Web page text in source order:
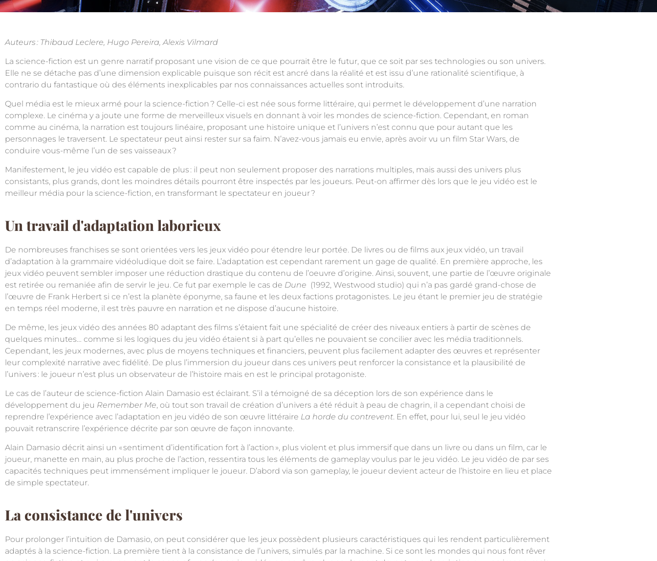
Auteurs : Thibaud Leclere, Hugo Pereira, Alexis Vilmard
La science-fiction est un genre narratif proposant une vision de ce que pourrait être le futur, que ce soit par ses technologies ou son univers.
Elle ne se détache pas d’une dimension explicable puisque son récit est ancré dans la réalité et est issu d’une rationalité scientifique, à
contrario du fantastique où des éléments inexplicables par nos connaissances actuelles sont introduits.
Quel média est le mieux armé pour la science-fiction? Celle-ci est née sous forme littéraire, qui permet le développement d’une narration
complexe. Le cinéma y a joute une forme de merveilleux visuels en donnant à voir les mondes de science-fiction. Cependant, en roman
comme au cinéma, la narration est toujours linéaire, proposant une histoire unique et l’univers n’est connu que pour autant que les
personnages le traversent. Le spectateur peut ainsi rester sur sa faim. N’avez-vous jamais eu envie, après avoir vu un film Star Wars, de
conduire vous-même l’un de ses vaisseaux?
Manifestement, le jeu vidéo est capable de plus : il peut non seulement proposer des narrations multiples, mais aussi des univers plus
consistants, plus grands, dont les moindres détails pourront être inspectés par les joueurs. Peut-on affirmer dès lors que le jeu vidéo est le
meilleur média pour la science-fiction, en transformant le spectateur en joueur?
Un travail d'adaptation laborieux
De nombreuses franchises se sont orientées vers les jeux vidéo pour étendre leur portée. De livres ou de films aux jeux vidéo, un travail
d’adaptation à la grammaire vidéoludique doit se faire. L’adaptation est cependant rarement un gage de qualité. En première approche, les
jeux vidéo peuvent sembler imposer une réduction drastique du contenu de l’oeuvre d’origine. Ainsi, souvent, une partie de l’œuvre originale
est retirée ou remaniée afin de servir le jeu. Ce fut par exemple le cas de Dune (1992, Westwood studio) qui n’a pas gardé grand-chose de
l’œuvre de Frank Herbert si ce n’est la planète éponyme, sa faune et les deux factions protagonistes. Le jeu étant le premier jeu de stratégie
en temps réel moderne, il est très pauvre en narration et ne dispose d’aucune histoire.
De même, les jeux vidéo des années 80 adaptant des films s’étaient fait une spécialité de créer des niveaux entiers à partir de scènes de
quelques minutes… comme si les logiques du jeu vidéo étaient si à part qu’elles ne pouvaient se concilier avec les média traditionnels.
Cependant, les jeux modernes, avec plus de moyens techniques et financiers, peuvent plus facilement adapter des œuvres et représenter
leur complexité narrative avec fidélité. De plus l’immersion du joueur dans ces univers peut renforcer la consistance et la plausibilité de
l’univers : le joueur n’est plus un observateur de l’histoire mais en est le principal protagoniste.
Le cas de l’auteur de science-fiction Alain Damasio est éclairant. S’il a témoigné de sa déception lors de son expérience dans le
développement du jeu Remember Me, où tout son travail de création d’univers a été réduit à peau de chagrin, il a cependant choisi de
reprendre l’expérience avec l’adaptation en jeu vidéo de son œuvre littéraire La horde du contrevent. En effet, pour lui, seul le jeu vidéo
pouvait retranscrire l’expérience décrite par son œuvre de façon innovante.
Alain Damasio décrit ainsi un «sentiment d’identification fort à l’action », plus violent et plus immersif que dans un livre ou dans un film, car le
joueur, manette en main, au plus proche de l’action, ressentira tous les éléments de gameplay voulus par le jeu vidéo. Le jeu vidéo de par ses
capacités techniques peut immensément impliquer le joueur. D’abord via son gameplay, le joueur devient acteur de l’histoire en lieu et place
de simple spectateur.
La consistance de l'univers
Pour prolonger l’intuition de Damasio, on peut considérer que les jeux possèdent plusieurs caractéristiques qui les rendent particulièrement
adaptés à la science-fiction. La première tient à la consistance de l’univers, simulés par la machine. Si ce sont les mondes qui nous font rêver